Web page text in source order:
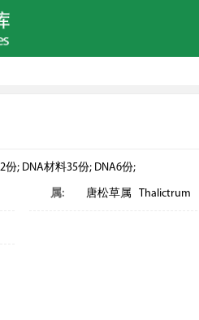
; DNA材料35份; DNA6份;
属: 唐松草属 Thalictrum